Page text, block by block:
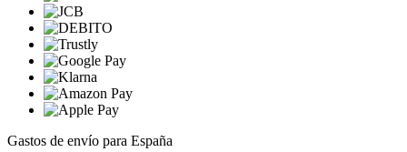
Gastos de envío para España